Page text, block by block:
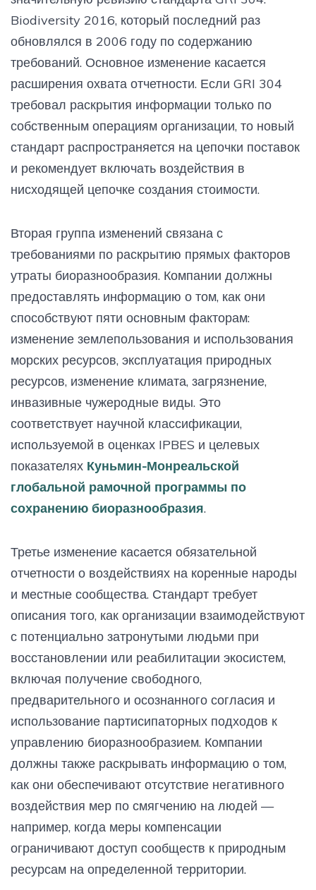
Biodiversity 2016, который последний раз
обновлялся в 2006 году по содержанию
требований. Основное изменение касается
расширения охвата отчетности. Если GRI 304
требовал раскрытия информации только по
собственным операциям организации, то новый
стандарт распространяется на цепочки поставок
и рекомендует включать воздействия в
нисходящей цепочке создания стоимости.
Вторая группа изменений связана с
требованиями по раскрытию прямых факторов
утраты биоразнообразия. Компании должны
предоставлять информацию о том, как они
способствуют пяти основным факторам:
изменение землепользования и использования
морских ресурсов, эксплуатация природных
ресурсов, изменение климата, загрязнение,
инвазивные чужеродные виды. Это
соответствует научной классификации,
используемой в оценках IPBES и целевых
показателях Куньмин-Монреальской
глобальной рамочной программы по
сохранению биоразнообразия.
Третье изменение касается обязательной
отчетности о воздействиях на коренные народы
и местные сообщества. Стандарт требует
описания того, как организации взаимодействуют
с потенциально затронутыми людьми при
восстановлении или реабилитации экосистем,
включая получение свободного,
предварительного и осознанного согласия и
использование партисипаторных подходов к
управлению биоразнообразием. Компании
должны также раскрывать информацию о том,
как они обеспечивают отсутствие негативного
воздействия мер по смягчению на людей —
например, когда меры компенсации
ограничивают доступ сообществ к природным
ресурсам на определенной территории.